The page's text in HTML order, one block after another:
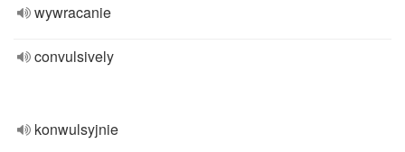
wywracanie
convulsively
konwulsyjnie